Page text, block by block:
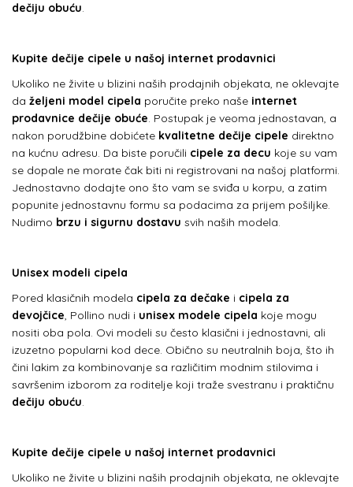
dečiju obuću.
Kupite dečije cipele u našoj internet prodavnici
Ukoliko ne živite u blizini naših prodajnih objekata, ne oklevajte
da željeni model cipela poručite preko naše internet
prodavnice dečije obuće. Postupak je veoma jednostavan, a
nakon porudžbine dobićete kvalitetne dečije cipele direktno
na kućnu adresu. Da biste poručili cipele za decu koje su vam
se dopale ne morate čak biti ni registrovani na našoj platformi.
Jednostavno dodajte ono što vam se sviđa u korpu, a zatim
popunite jednostavnu formu sa podacima za prijem pošiljke.
Nudimo brzu i sigurnu dostavu svih naših modela.
Unisex modeli cipela
Pored klasičnih modela cipela za dečake i cipela za
devojčice, Pollino nudi i unisex modele cipela koje mogu
nositi oba pola. Ovi modeli su često klasični i jednostavni, ali
izuzetno popularni kod dece. Obično su neutralnih boja, što ih
čini lakim za kombinovanje sa različitim modnim stilovima i
savršenim izborom za roditelje koji traže svestranu i praktičnu
dečiju obuću.
Kupite dečije cipele u našoj internet prodavnici
Ukoliko ne živite u blizini naših prodajnih objekata, ne oklevajte